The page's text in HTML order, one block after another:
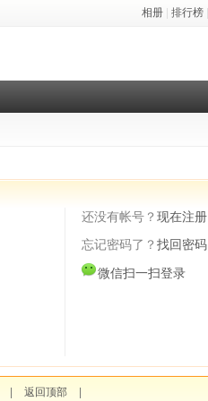
相册 排行榜
还没有帐号？现在注册
忘记密码了？找回密码
微信扫一扫登录
返回顶部